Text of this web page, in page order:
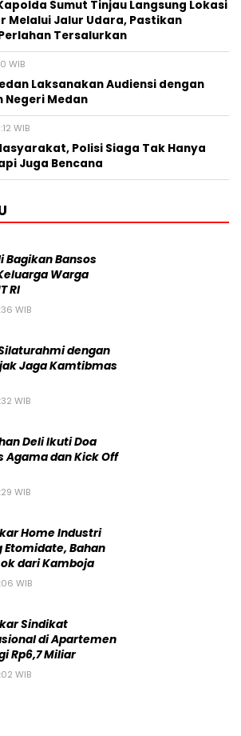
Sumut Tinjau Langsung Lokasi
Melalui Jalur Udara, Pastikan
Tersalurkan
WIB
Laksanakan Audiensi dengan
Negeri Medan
WIB
Polisi Siaga Tak Hanya
Juga Bencana
Bagikan Bansos
Warga
RI
WIB
dengan
Jaga Kamtibmas
WIB
Deli Ikuti Doa
Agama dan Kick Off
WIB
Home Industri
Etomidate, Bahan
dari Kamboja
WIB
Sindikat
di Apartemen
Rp6,7 Miliar
WIB